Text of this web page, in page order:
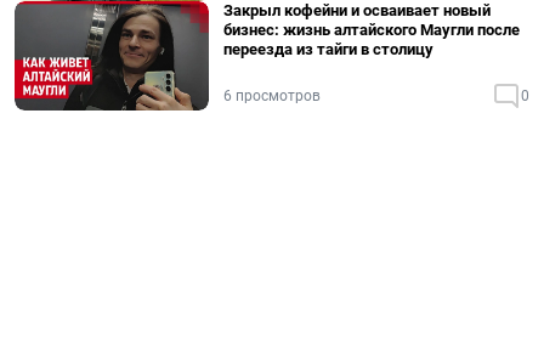
Закрыл кофейни и осваивает новый
бизнес: жизнь алтайского Маугли после
переезда из тайги в столицу
6 просмотров 0